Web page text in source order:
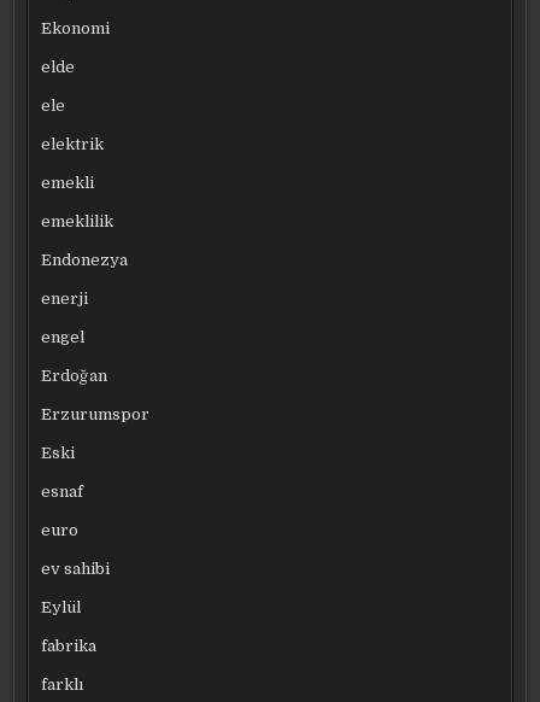
Ekonomi
elde
ele
elektrik
emekli
emeklilik
Endonezya
enerji
engel
Erdoğan
Erzurumspor
Eski
esnaf
euro
ev sahibi
Eylül
fabrika
farklı